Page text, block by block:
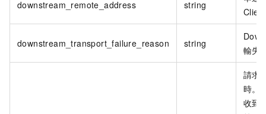
downstream_remote_address string
Client
downstream_transport_failure_reason string
輸失
請求
時。
收到